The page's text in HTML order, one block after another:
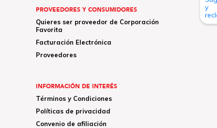
PROVEEDORES Y CONSUMIDORES
Quieres ser proveedor de Corporación
Favorita
Facturación Electrónica
Proveedores
INFORMACIÓN DE INTERÉS
Términos y Condiciones
Políticas de privacidad
Convenio de afiliación